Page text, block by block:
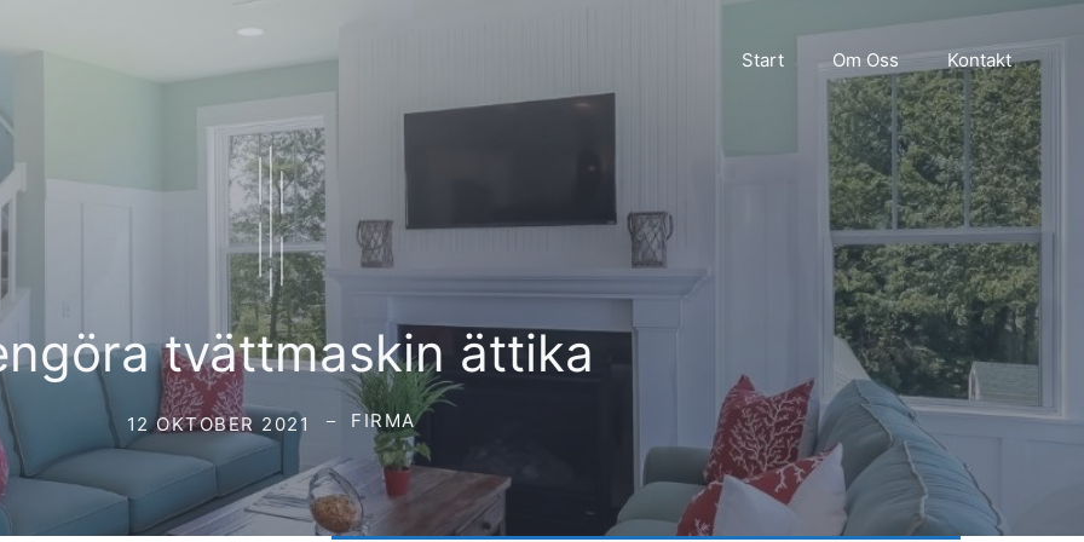
Start Om Oss Kontakt
tvättmaskin ättika
12 OKTOBER 2021 FIRMA